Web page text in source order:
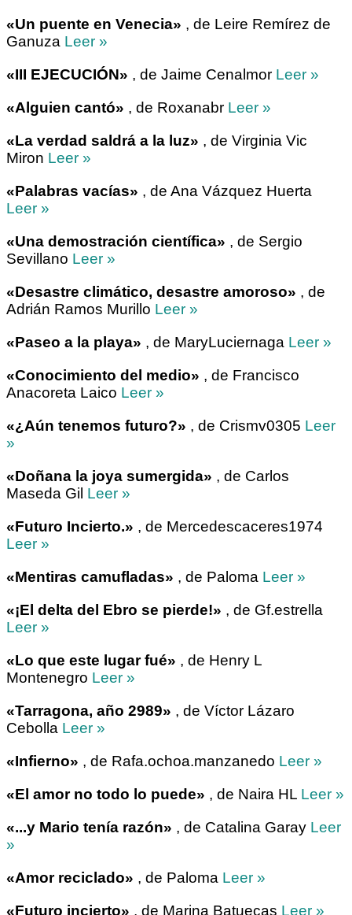
«Un puente en Venecia» , de Leire Remírez de
Ganuza Leer »
«III EJECUCIÓN» , de Jaime Cenalmor Leer »
«Alguien cantó» , de Roxanabr Leer »
«La verdad saldrá a la luz» , de Virginia Vic
Miron Leer »
«Palabras vacías» , de Ana Vázquez Huerta
Leer »
«Una demostración científica» , de Sergio
Sevillano Leer »
«Desastre climático, desastre amoroso» , de
Adrián Ramos Murillo Leer »
«Paseo a la playa» , de MaryLuciernaga Leer »
«Conocimiento del medio» , de Francisco
Anacoreta Laico Leer »
«¿Aún tenemos futuro?» , de Crismv0305 Leer
»
«Doñana la joya sumergida» , de Carlos
Maseda Gil Leer »
«Futuro Incierto.» , de Mercedescaceres1974
Leer »
«Mentiras camufladas» , de Paloma Leer »
«¡El delta del Ebro se pierde!» , de Gf.estrella
Leer »
«Lo que este lugar fué» , de Henry L
Montenegro Leer »
«Tarragona, año 2989» , de Víctor Lázaro
Cebolla Leer »
«Infierno» , de Rafa.ochoa.manzanedo Leer »
«El amor no todo lo puede» , de Naira HL Leer »
«...y Mario tenía razón» , de Catalina Garay Leer
»
«Amor reciclado» , de Paloma Leer »
«Futuro incierto» , de Marina Batuecas Leer »